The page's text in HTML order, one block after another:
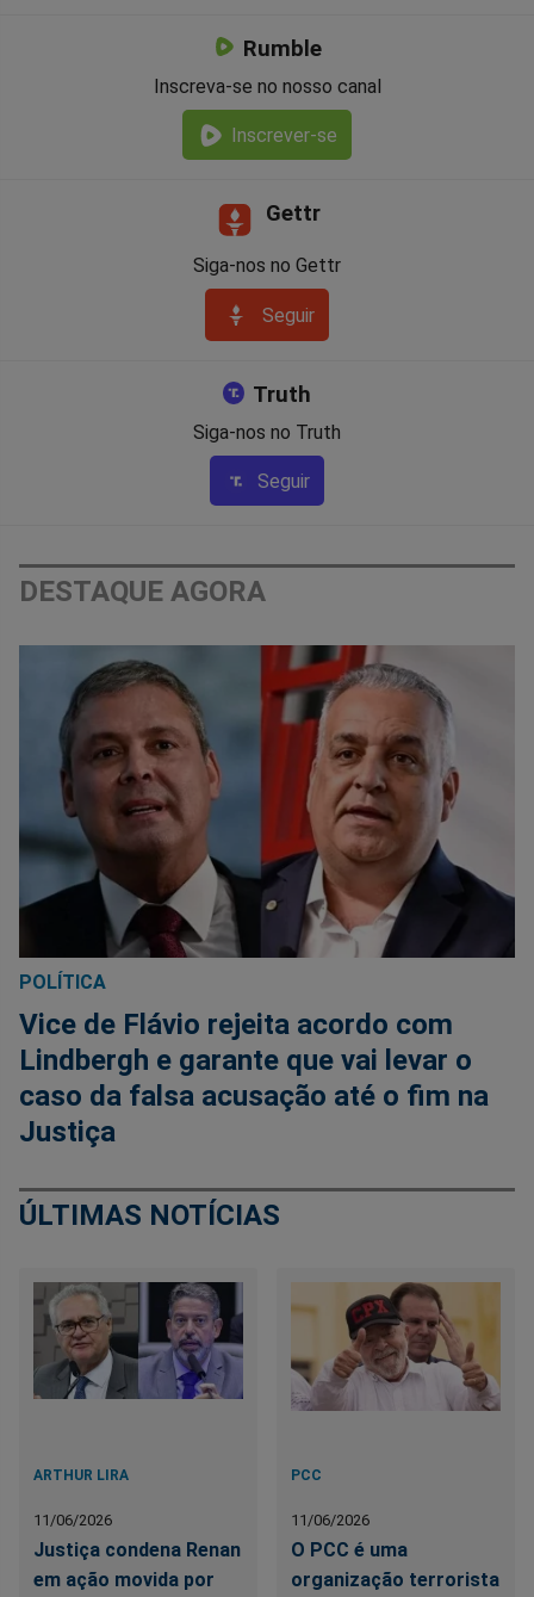
Rumble
Inscreva-se no nosso canal
Inscrever-se
Gettr
Siga-nos no Gettr
Seguir
Truth
Siga-nos no Truth
Seguir
DESTAQUE AGORA
POLÍTICA
Vice de Flávio rejeita acordo com
Lindbergh e garante que vai levar o
caso da falsa acusação até o fim na
Justiça
ÚLTIMAS NOTÍCIAS
ARTHUR LIRA
11/06/2026
Justiça condena Renan
em ação movida por
PCC
11/06/2026
O PCC é uma
organização terrorista